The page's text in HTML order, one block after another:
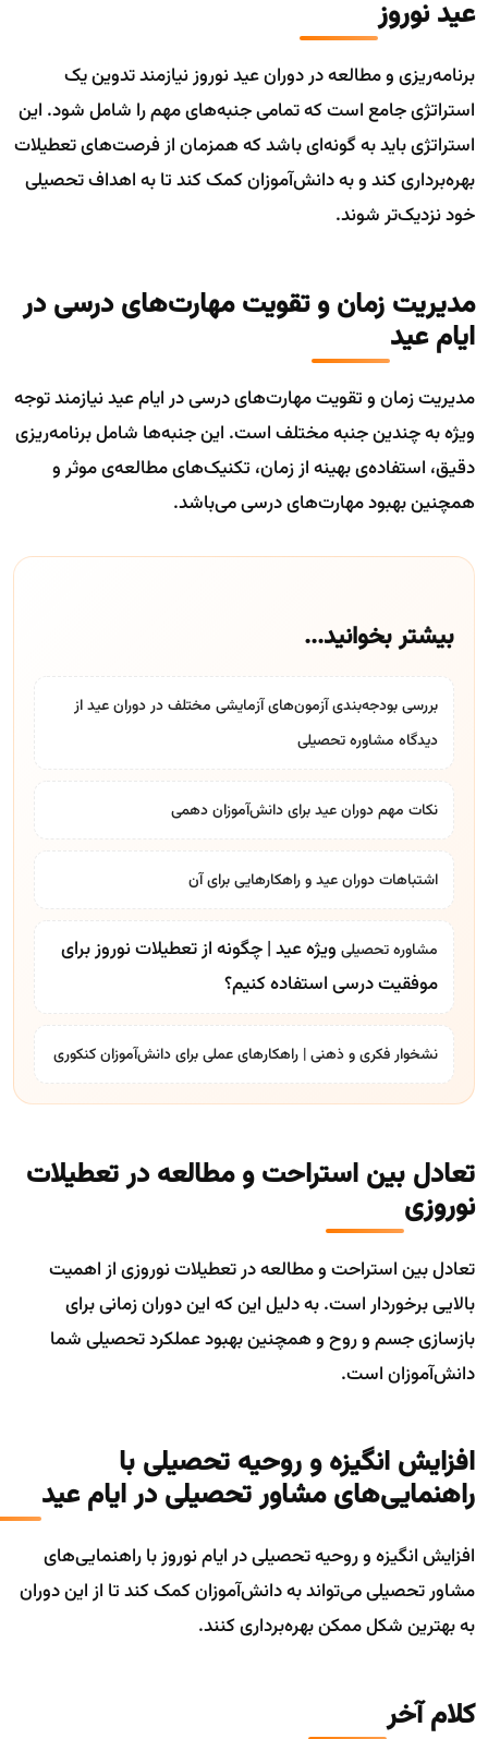
عید نوروز
برنامه‌ریزی و مطالعه در دوران عید نوروز نیازمند تدوین یک
استراتژی جامع است که تمامی جنبه‌های مهم را شامل شود. این
استراتژی باید به گونه‌ای باشد که همزمان از فرصت‌های تعطیلات
بهره‌برداری کند و به دانش‌آموزان کمک کند تا به اهداف تحصیلی
خود نزدیک‌تر شوند.
مدیریت زمان و تقویت مهارت‌های درسی در
ایام عید
مدیریت زمان و تقویت مهارت‌های درسی در ایام عید نیازمند توجه
ویژه به چندین جنبه مختلف است. این جنبه‌ها شامل برنامه‌ریزی
دقیق، استفاده‌ی بهینه از زمان، تکنیک‌های مطالعه‌ی موثر و
همچنین بهبود مهارت‌های درسی می‌باشد.
بیشتر بخوانید...
بررسی بودجه‌بندی آزمون‌های آزمایشی مختلف در دوران عید از
دیدگاه مشاوره تحصیلی
نکات مهم دوران عید برای دانش‌آموزان دهمی
اشتباهات دوران عید و راهکارهایی برای آن
مشاوره تحصیلی ویژه عید | چگونه از تعطیلات نوروز برای
موفقیت درسی استفاده کنیم؟
نشخوار فکری و ذهنی | راهکارهای عملی برای دانش‌آموزان کنکوری
تعادل بین استراحت و مطالعه در تعطیلات
نوروزی
تعادل بین استراحت و مطالعه در تعطیلات نوروزی از اهمیت
بالایی برخوردار است. به دلیل این که این دوران زمانی برای
بازسازی جسم و روح و همچنین بهبود عملکرد تحصیلی شما
دانش‌آموزان است.
افزایش انگیزه و روحیه تحصیلی با
راهنمایی‌های مشاور تحصیلی در ایام عید
افزایش انگیزه و روحیه تحصیلی در ایام نوروز با راهنمایی‌های
مشاور تحصیلی می‌تواند به دانش‌آموزان کمک کند تا از این دوران
به بهترین شکل ممکن بهره‌برداری کنند.
کلام آخر